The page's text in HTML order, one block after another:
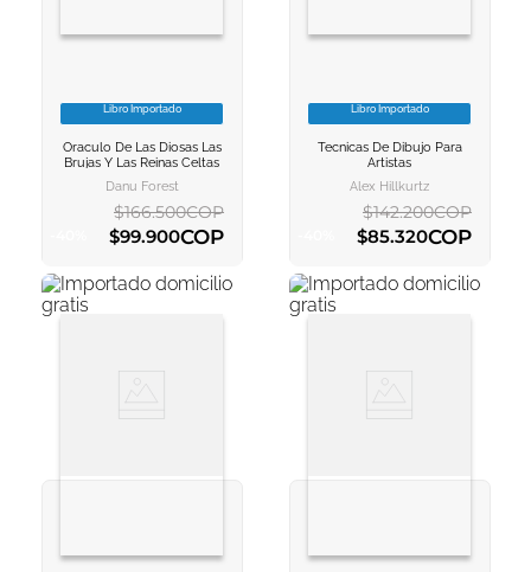
VER INFORMACION
AGREGAR AL
Libro Importado
Oraculo De Las Diosas Las
Brujas Y Las Reinas Celtas
Danu Forest
$166.500COP
$99.900COP
AGREGAR AL CARRITO
VER INFORMACION
AGREGAR AL
Libro Importado
Tecnicas De Dibujo Para
Artistas
Alex Hillkurtz
$142.200COP
$85.320COP
AGREGAR AL CARRITO